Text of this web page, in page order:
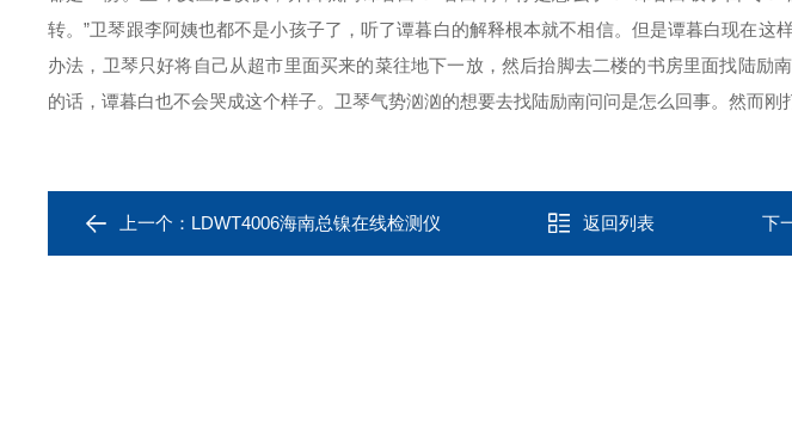
转。”卫琴跟李阿姨也都不是小孩子了，听了谭暮白的解释根本就不相信。但是谭暮白现在这
办法，卫琴只好将自己从超市里面买来的菜往地下一放，然后抬脚去二楼的书房里面找陆励
的话，谭暮白也不会哭成这个样子。卫琴气势汹汹的想要去找陆励南问问是怎么回事。然而刚
上一个： LDWT4006海南总镍在线检测仪 返回列表 下